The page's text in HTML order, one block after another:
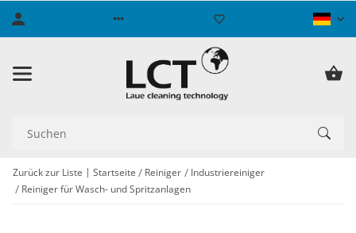
Zurück zur Liste Startseite Reiniger
Industriereiniger
Reiniger für Wasch- und Spritzanlagen